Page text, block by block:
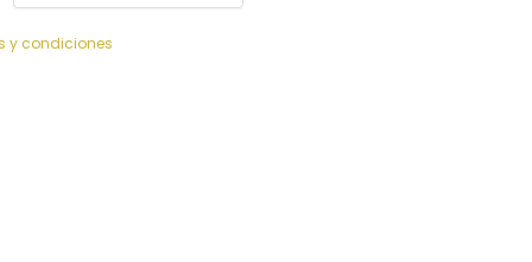
y condiciones